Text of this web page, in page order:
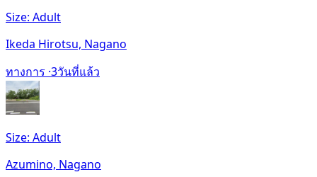
Size: Adult
Ikeda Hirotsu, Nagano
ทางการ ·3วันที่แล้ว
Size: Adult
Azumino, Nagano